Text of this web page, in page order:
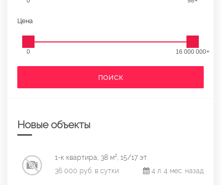
Цена
0 16 000 000+
ПОИСК
Новые объекты
1-к квартира, 38 м², 15/17 эт.
36 000 руб. в сутки
4 л. 4 мес. назад